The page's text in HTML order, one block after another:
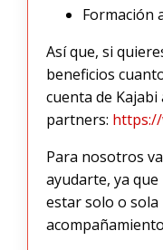
Formación
Así que, si
beneficios
cuenta de
partners: https://
Para nosotros
ayudarte, ya que
estar solo o